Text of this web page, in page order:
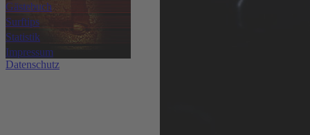
Gästebuch
Surftips
Statistik
Impressum
Datenschutz